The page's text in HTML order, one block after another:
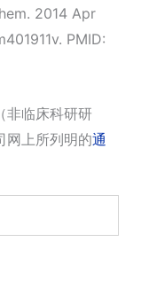
2014 Apr
PMID:
非临床科研研
网上所列明的通